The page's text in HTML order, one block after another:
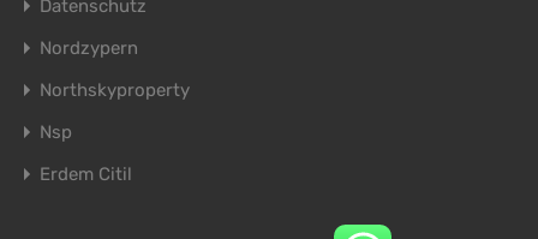
Datenschutz
Nordzypern
Northskyproperty
Nsp
Erdem Citil